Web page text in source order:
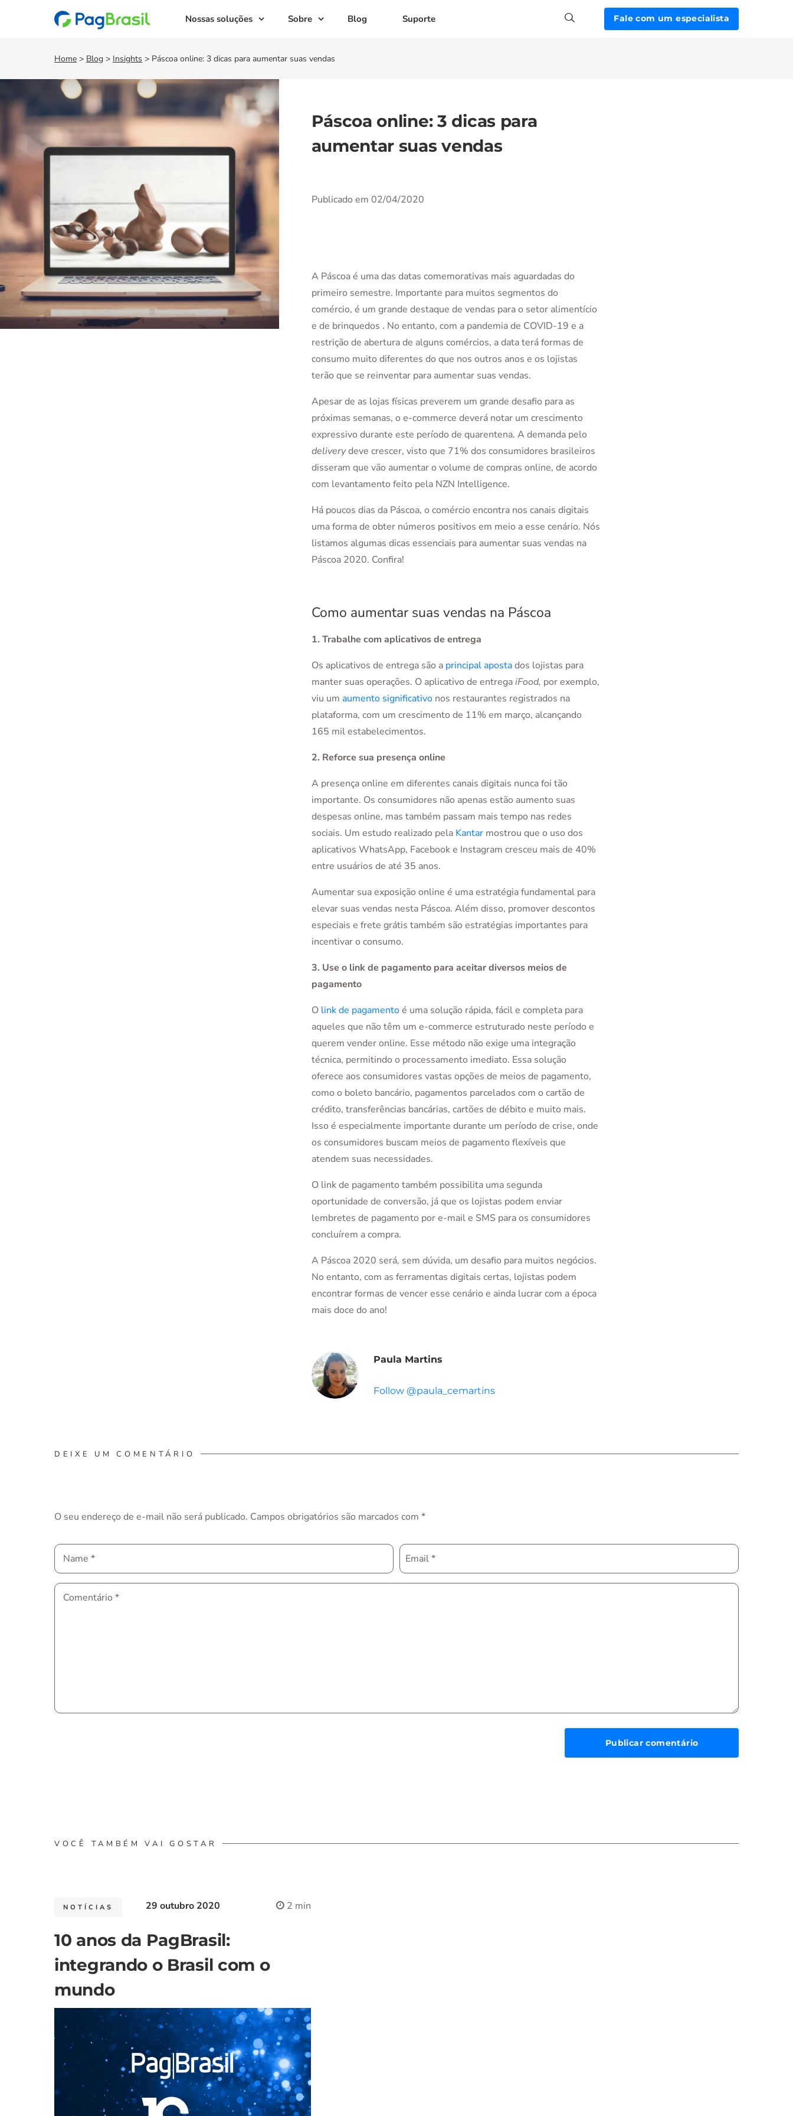
Nossas soluções Sobre Blog Suporte Fale com um especialista
Home > Blog > Insights > Páscoa online: 3 dicas para aumentar suas vendas
Páscoa online: 3 dicas para
aumentar suas vendas
Publicado em 02/04/2020
A Páscoa é uma das datas comemorativas mais aguardadas do
primeiro semestre. Importante para muitos segmentos do
comércio, é um grande destaque de vendas para o setor alimentício
e de brinquedos . No entanto, com a pandemia de COVID-19 e a
restrição de abertura de alguns comércios, a data terá formas de
consumo muito diferentes do que nos outros anos e os lojistas
terão que se reinventar para aumentar suas vendas.
Apesar de as lojas físicas preverem um grande desafio para as
próximas semanas, o e-commerce deverá notar um crescimento
expressivo durante este período de quarentena. A demanda pelo
deliverydeve crescer, visto que 71% dos consumidores brasileiros
disseram que vão aumentar o volume de compras online, de acordo
com levantamento feito pela NZN Intelligence.
Há poucos dias da Páscoa, o comércio encontra nos canais digitais
uma forma de obter números positivos em meio a esse cenário. Nós
listamos algumas dicas essenciais para aumentar suas vendas na
Páscoa 2020. Confira!
Como aumentar suas vendas na Páscoa
1. Trabalhe com aplicativos de entrega
Os aplicativos de entrega são a principal apostados lojistas para
manter suas operações. O aplicativo de entregaiFood, por exemplo,
viu um aumento significativonos restaurantes registrados na
plataforma, com um crescimento de 11% em março, alcançando
165 mil estabelecimentos.
2. Reforce sua presença online
A presença online em diferentes canais digitais nunca foi tão
importante. Os consumidores não apenas estão aumento suas
despesas online, mas também passam mais tempo nas redes
sociais. Um estudo realizado pela Kantarmostrou que o uso dos
aplicativos WhatsApp, Facebook e Instagram cresceu mais de 40%
entre usuários de até 35 anos.
Aumentar sua exposição online é uma estratégia fundamental para
elevar suas vendas nesta Páscoa. Além disso, promover descontos
especiais e frete grátis também são estratégias importantes para
incentivar o consumo.
3. Use o link de pagamento para aceitar diversos meios de
pagamento
O link de pagamentoé uma solução rápida, fácil e completa para
aqueles que não têm um e-commerce estruturado neste período e
querem vender online. Esse método não exige uma integração
técnica, permitindo o processamento imediato. Essa solução
oferece aos consumidores vastas opções de meios de pagamento,
como o boleto bancário, pagamentos parcelados com o cartão de
crédito, transferências bancárias, cartões de débito e muito mais.
Isso é especialmente importante durante um período de crise, onde
os consumidores buscam meios de pagamento flexíveis que
atendem suas necessidades.
O link de pagamento também possibilita uma segunda
oportunidade de conversão, já que os lojistas podem enviar
lembretes de pagamento por e-mail e SMS para os consumidores
concluírem a compra.
A Páscoa 2020 será, sem dúvida, um desafio para muitos negócios.
No entanto, com as ferramentas digitais certas, lojistas podem
encontrar formas de vencer esse cenário e ainda lucrar com a época
mais doce do ano!
Paula Martins
Follow @paula_cemartins
DEIXE UM COMENTÁRIO
O seu endereço de e-mail não será publicado. Campos obrigatórios são marcados com *
Name * Email*
Comentário *
VOCÊ TAMBÉM VAI GOSTAR
NOTÍCIAS 29 outubro 2020 2 min
10 anos da PagBrasil:
integrando o Brasil com o
mundo